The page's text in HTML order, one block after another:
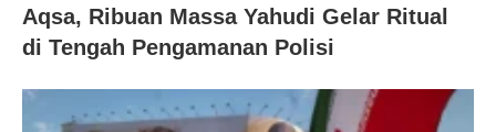
Aqsa, Ribuan Massa Yahudi Gelar Ritual
di Tengah Pengamanan Polisi